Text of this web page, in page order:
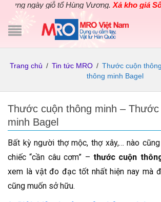
giỗ tổ Hùng Vương.Xả kho giá Sốc
Trang chủ / Tin tức MRO / Thước cuộn
thông minh Bagel
Thước cuộn thông minh – Thước
minh Bagel
Bất kỳ người thợ mộc, thợ xây,… nào
chiếc “cần câu cơm” – thước cuộn
xem là vật đo đạc tốt nhất hiện nay mà
cũng muốn sở hữu.